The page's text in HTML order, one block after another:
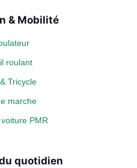
& Mobilité
roulant
Tricycle
marche
PMR
quotidien